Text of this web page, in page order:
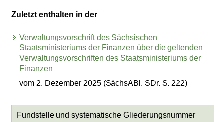
Zuletzt enthalten in der
Verwaltungsvorschrift des Sächsischen
Staatsministeriums der Finanzen über die geltenden
Verwaltungsvorschriften des Staatsministeriums der
Finanzen
vom 2. Dezember 2025 (SächsABl. SDr. S. 222)
Fundstelle und systematische Gliederungsnummer